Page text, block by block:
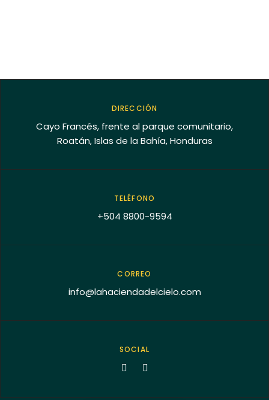
DIRECCIÓN
Cayo Francés, frente al parque comunitario,
Roatán, Islas de la Bahía, Honduras
TELÉFONO
+504 8800-9594
CORREO
info@lahaciendadelcielo.com
SOCIAL